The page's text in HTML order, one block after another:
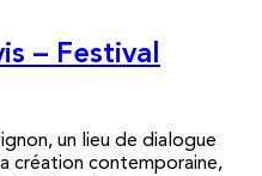
– Festival
un lieu de dialogue
création contemporaine,